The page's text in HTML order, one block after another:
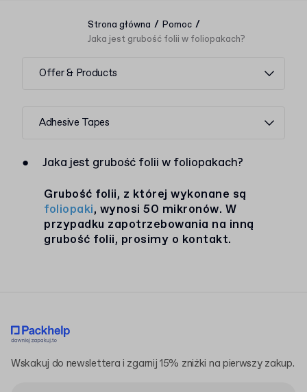
Strona główna / Pomoc /
Jaka jest grubość folii w foliopakach?
Offer & Products
Adhesive Tapes
●
Jaka jest grubość folii w foliopakach?
Grubość folii, z której wykonane są
foliopaki, wynosi 50 mikronów. W
przypadku zapotrzebowania na inną
grubość folii, prosimy o kontakt.
Wskakuj do newslettera i zgarnij 15% zniżki na pierwszy zakup.